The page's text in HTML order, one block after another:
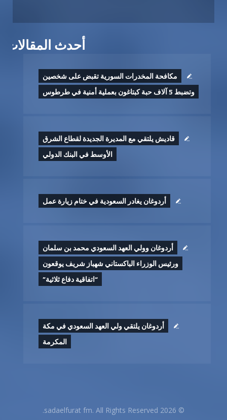
أحدث المقالات
مكافحة المخدرات السورية تقبض على شخصين
وتضبط 5 آلاف حبة كبتاغون بعملية أمنية في طرطوس
قاديش يلتقي مع المديرة الجديدة لقطاع الشرق
الأوسط في البنك الدولي
أردوغان يغادر السعودية في ختام زيارة عمل
أردوغان وولي العهد السعودي محمد بن سلمان
ورئيس الوزراء الباكستاني شهباز شريف يوقعون
“اتفاقية دفاع ثلاثية”
أردوغان يلتقي ولي العهد السعودي في مكة
المكرمة
© 2026 sadaelfurat fm. All Rights Reserved.